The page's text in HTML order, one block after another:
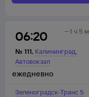
06:20
№ 111, Калининград,
Автовокзал
1 ч 5 м
Зеленоградск-Транс 5
ежедневно